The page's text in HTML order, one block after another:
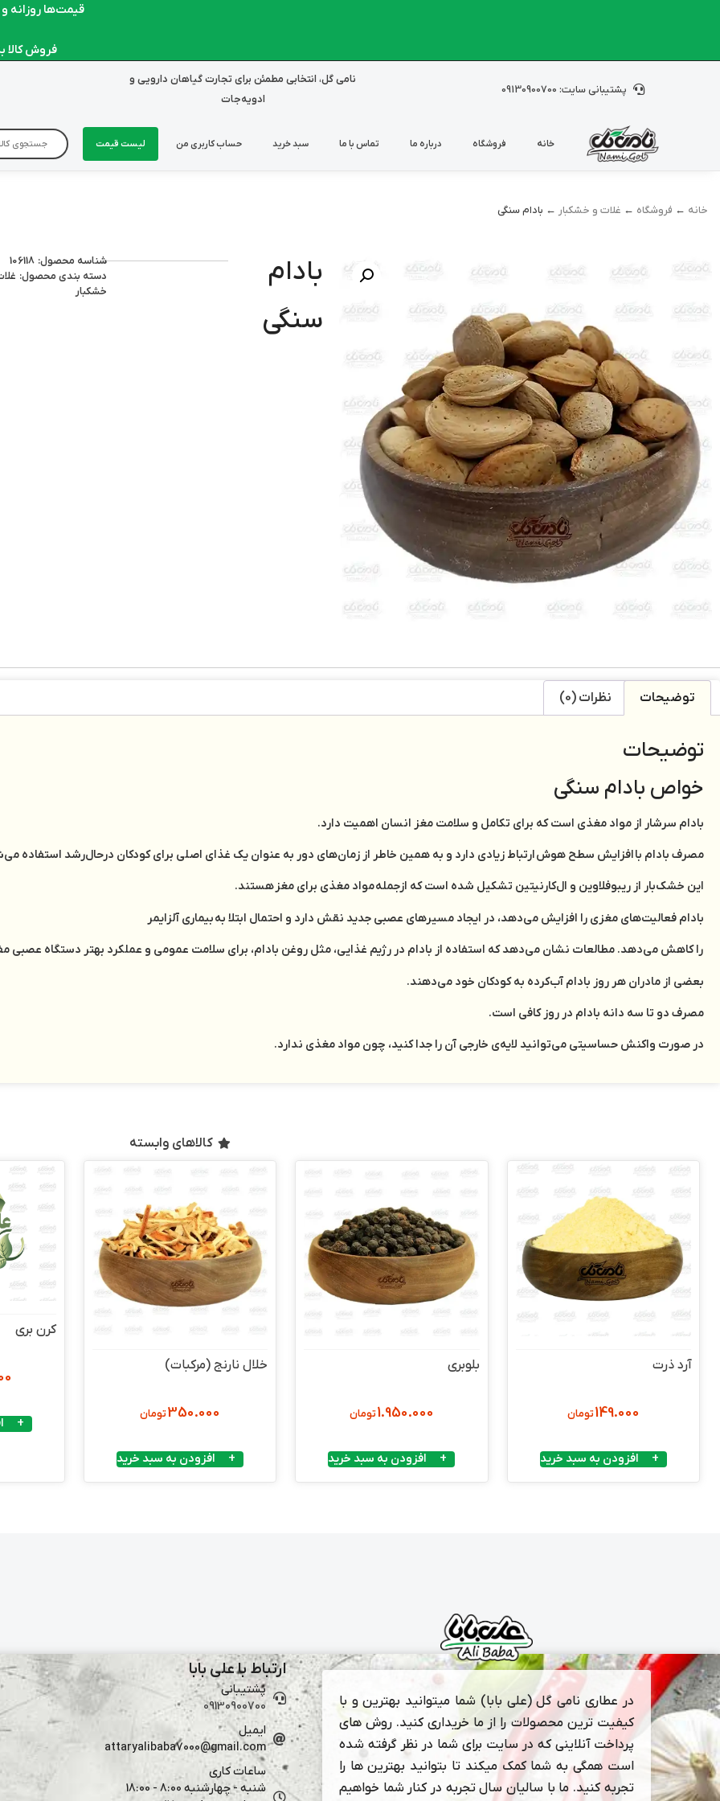
قیمت‌ها روزانه و
فروش کالا به
پشتیبانی سایت: 09130900700
نامی گل، انتخابی مطمئن برای تجارت گیاهان دارویی و
ادویه‌جات
خانه فروشگاه درباره ما تماس با ما سبد خرید حساب کاربری من لیست قیمت
خانه ← فروشگاه ← غلات و خشکبار ← بادام سنگی
بادام
سنگی
شناسه محصول: 106118
دسته بندی محصول:
خشکبار
توضیحات نظرات (0)
توضیحات
خواص بادام سنگی
بادام سرشار از مواد مغذی است که برای تکامل و سلامت مغز انسان اهمیت دارد.
مصرف بادام با افزایش سطح هوش ارتباط زیادی دارد و به همین خاطر از زمان‌های دور به ‌عنوان یک غذای اصلی برای کودکان در‌حال‌رشد استفاده
این خشک‌بار از ریبوفلاوین و ال‌کارنیتین تشکیل شده است که ازجمله مواد مغذی برای مغز هستند.
بادام فعالیت‌های مغزی را افزایش می‌دهد، در ایجاد مسیرهای عصبی جدید نقش دارد و احتمال ابتلا به بیماری آلزایمر
را کاهش می‌دهد. مطالعات نشان می‌دهد که استفاده از بادام در رژیم غذایی، مثل روغن بادام، برای سلامت عمومی و عملکرد بهتر دستگاه عصبی
بعضی از مادران هر روز بادام آب‌کرده به کودکان خود می‌دهند.
مصرف دو تا سه دانه بادام در روز کافی است.
در صورت واکنش حساسیتی می‌توانید لایه‌ی خارجی آن را جدا کنید، چون مواد مغذی ندارد.
کالاهای وابسته
آرد ذرت
149.000تومان
افزودن به سبد خرید
بلوبری
1.950.000تومان
افزودن به سبد خرید
خلال نارنج (مرکبات)
350.000تومان
افزودن به سبد خرید
کرن بری
در عطاری نامی گل (علی بابا) شما میتوانید بهترین و با
کیفیت ترین محصولات را از ما خریداری کنید. روش های
پرداخت آنلاینی که در سایت برای شما در نظر گرفته شده
است همگی به شما کمک میکند تا بتوانید بهترین ها را
تجربه کنید. ما با سالیان سال تجربه در کنار شما خواهیم
ارتباط با علی بابا
پشتیبانی
09130900700
ایمیل
attaryalibaba7000@gmail.com
ساعات کاری
شنبه - چهارشنبه 8:00 - 18:00